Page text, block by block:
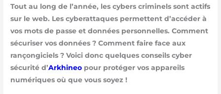
Tout au long de l’année, les cybers criminels sont actifs
sur le web. Les cyberattaques permettent d’accéder à
vos mots de passe et données personnelles. Comment
sécuriser vos données ? Comment faire face aux
rançongiciels ? Voici donc quelques conseils cyber
sécurité d’Arkhineo pour protéger vos appareils
numériques où que vous soyez !